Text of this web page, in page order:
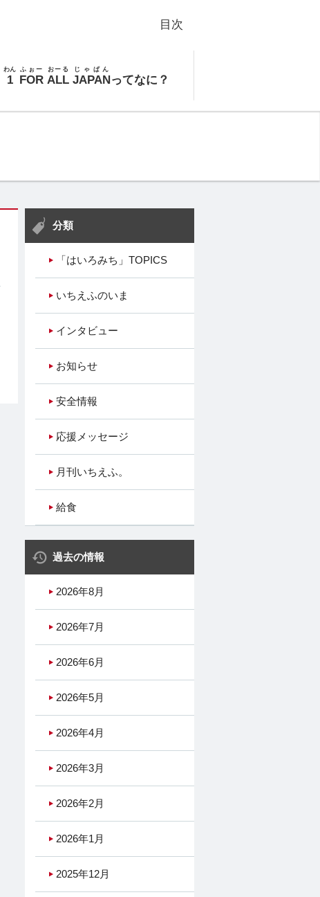
1
わん
FOR
ふぉー
ALL
おーる
JAPAN
じゃぱん
ってなに？
目次
分類
「はいろみち」TOPICS
いちえふのいま
インタビュー
お知らせ
安全情報
応援メッセージ
月刊いちえふ。
給食
過去の情報
2026年8月
2026年7月
2026年6月
2026年5月
2026年4月
2026年3月
2026年2月
2026年1月
2025年12月